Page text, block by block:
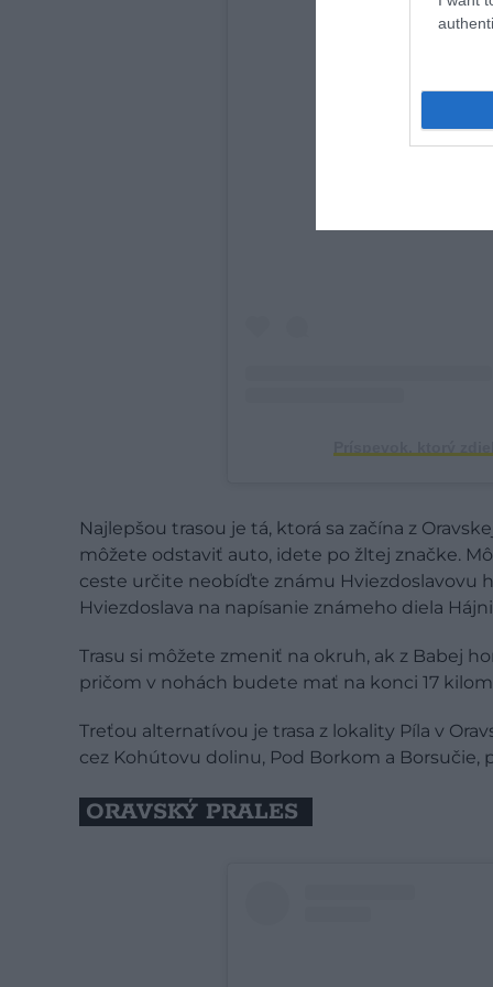
Najlepšou trasou je tá, ktorá sa začína z
môžete odstaviť auto, idete po žltej značke.
ceste určite neobíďte známu Hviezdoslavovu
Hviezdoslava na napísanie známeho diela
Trasu si môžete zmeniť na okruh, ak z Babej
pričom v nohách budete mať na konci 17
Treťou alternatívou je trasa z lokality Píla v
cez Kohútovu dolinu, Pod Borkom a Borsučie,
ORAVSKÝ PRALES